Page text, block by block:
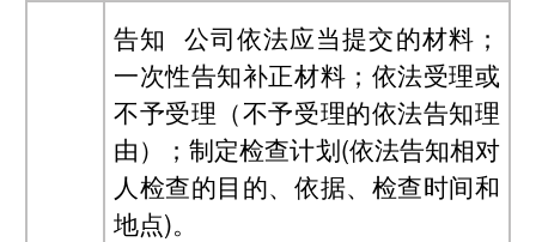
告知 公司依法应当提交的材料；
一次性告知补正材料；依法受理或
不予受理（不予受理的依法告知理
由）；制定检查计划(依法告知相对
人检查的目的、依据、检查时间和
地点)。